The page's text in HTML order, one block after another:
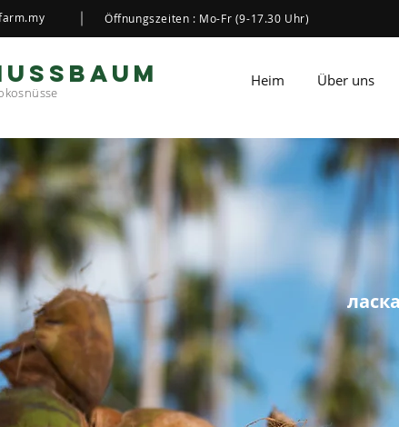
Öffnungszeiten : Mo-Fr (9-17.30 Uhr)
Heim Über uns